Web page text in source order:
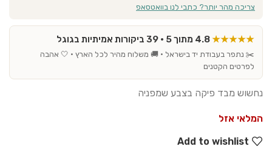
צריכה מהר יותר? כתבי לנו בוואטסאפ
★★★★★
✂️ נתפר בעבודת יד בישראל · 🚚 משלוח מהיר לכל הארץ · 🤍 אהבה
לפרטים הקטנים
נחשוש מבד פיקה בצבע שמפניה
המלאי אזל
Add to wishlist